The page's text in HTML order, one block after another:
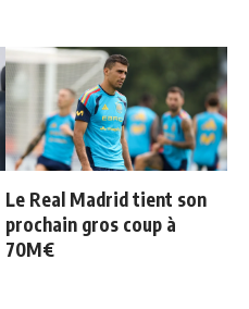
Le Real Madrid tient son
prochain gros coup à
70M€